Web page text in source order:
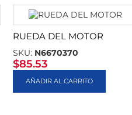
RUEDA DEL MOTOR
SKU: N6670370
$85.53
AÑADIR AL CARRITO